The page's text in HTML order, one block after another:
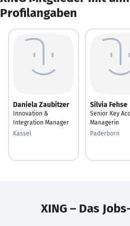
Profilangaben
Daniela Zaubitzer
Innovation &
Integration Manager
Kassel
Silvia Fehse
Senior Key
Managerin
Paderborn
XING – Das